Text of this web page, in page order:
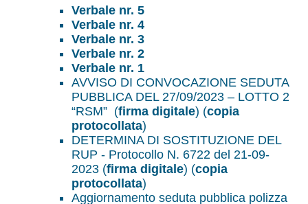
Verbale nr. 5
Verbale nr. 4
Verbale nr. 3
Verbale nr. 2
Verbale nr. 1
AVVISO DI CONVOCAZIONE SEDUTA
PUBBLICA DEL 27/09/2023 – LOTTO 2
“RSM” (firma digitale) (copia
protocollata)
DETERMINA DI SOSTITUZIONE DEL
RUP - Protocollo N. 6722 del 21-09-
2023 (firma digitale) (copia
protocollata)
Aggiornamento seduta pubblica polizza